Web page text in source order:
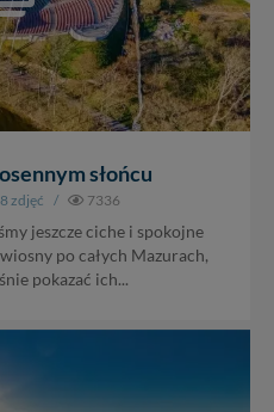
słońcu
zdjęć / 7336
jeszcze ciche i spokojne
po całych Mazurach,
pokazać ich...